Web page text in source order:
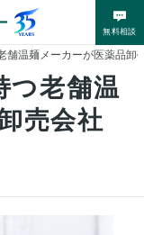
無料相談
舗温麺メーカーが医薬品卸
つ老舗温
売会社